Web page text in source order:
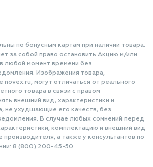
по бонусным картам при наличии товара.
за собой право остановить Акцию и/или
любой момент времени без
Изображения товара,
novex.ru, могут отличаться от реального
товара в связи с правом
внешний вид, характеристики и
не ухудшающие его качеств, без
В случае любых сомнений перед
комплектацию и внешний вид
производителя, а также у консультантов по
8 (800) 200-45-50.